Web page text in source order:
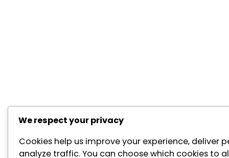
We respect your privacy
Cookies help us improve your experience, deliver
analyze traffic. You can choose which cookies to